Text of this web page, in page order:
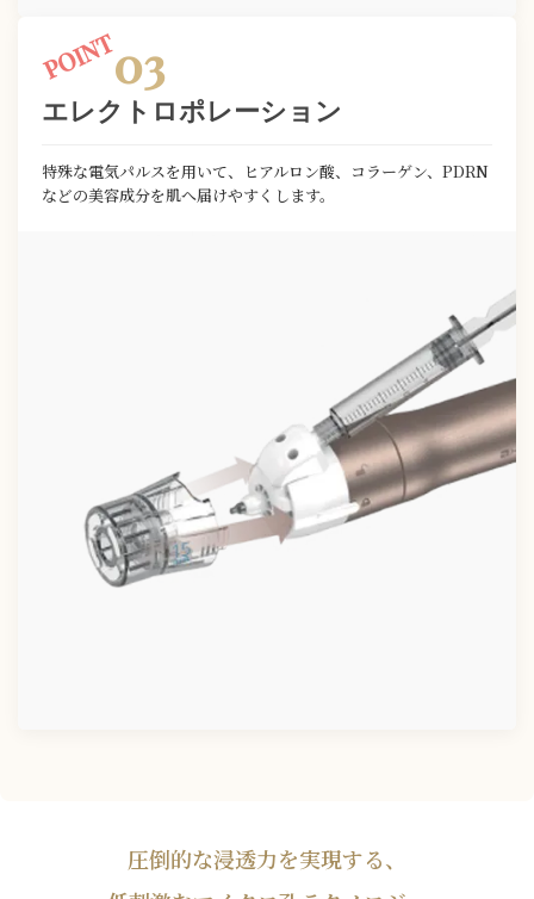
03
エレクトロポレーション
特殊な電気パルスを用いて、ヒアルロン酸、コラーゲン、PDRN
などの美容成分を肌へ届けやすくします。
圧倒的な浸透力を実現する、